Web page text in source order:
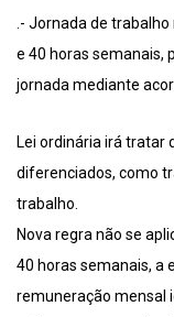
.- Jornada de trabalho
e 40 horas semanais,
jornada mediante
Lei ordinária irá tratar
diferenciados, como
trabalho.
Nova regra não se
40 horas semanais, a
remuneração mensal